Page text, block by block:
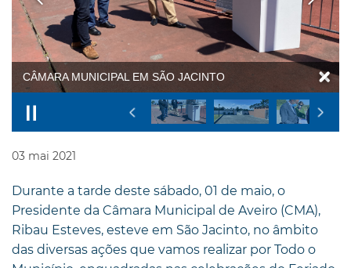
03 mai 2021
Durante a tarde deste sábado, 01 de maio, o
Presidente da Câmara Municipal de Aveiro (CMA),
Ribau Esteves, esteve em São Jacinto, no âmbito
das diversas ações que vamos realizar por Todo o